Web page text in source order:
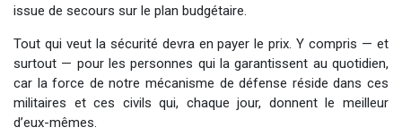
issue de secours sur le plan budgétaire. ​
Tout qui veut la sécurité devra en payer le prix. Y compris — et
surtout — pour les personnes qui la garantissent au quotidien,
car la force de notre mécanisme de défense réside dans ces
militaires et ces civils qui, chaque jour, donnent le meilleur
d’eux-mêmes.